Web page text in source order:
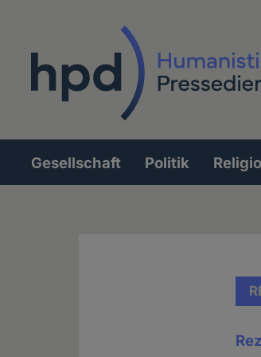
Hauptnavigation
Gesellschaft Politik